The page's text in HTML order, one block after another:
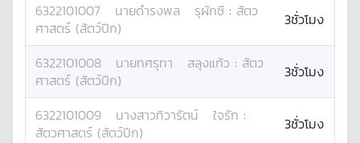
6322101007 นายดำรงพล รุผักชี : สัตว
ศาสตร์ (สัตว์ปีก)
3ชั่วโมง
6322101008 นายทศรุทา สลุงแก้ว : สัตว
ศาสตร์ (สัตว์ปีก)
3ชั่วโมง
6322101009 นางสาวทิวารัตน์ ใจรัก :
สัตวศาสตร์ (สัตว์ปีก)
3ชั่วโมง